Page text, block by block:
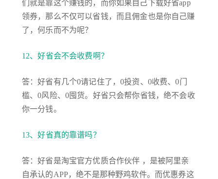
们就是靠这个赚钱的，而你如果自己下载好省app
领券，那么不仅可以省钱，而且佣金也是你自己赚
了，何乐而不为呢？
12、好省会不会收费啊？
答：好省有几个0请记住了，0投资、0收费、0门
槛、0风险、0囤货。好省只会帮你省钱，绝不会收
你一分钱。
13、好省真的靠谱吗？
答：好省是淘宝官方优质合作伙伴 ，是被阿里亲
自承认的APP，绝不是那种野鸡软件。而优惠券这